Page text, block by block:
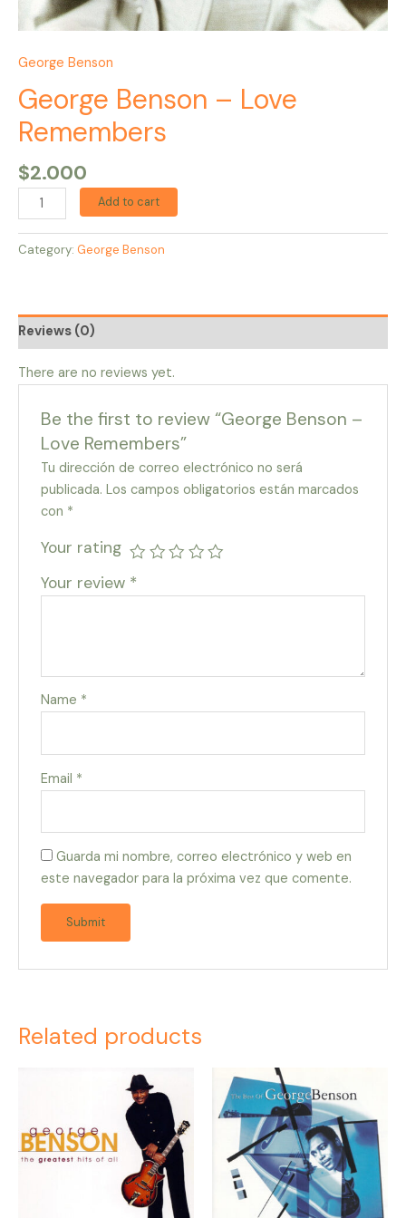
George Benson
George Benson – Love
Remembers
$2.000
Add to cart
Category: George Benson
Reviews (0)
There are no reviews yet.
Be the first to review “George Benson –
Love Remembers”
Tu dirección de correo electrónico no será
publicada. Los campos obligatorios están marcados
con *
Your rating
Your review *
Name *
Email *
Guarda mi nombre, correo electrónico y web en
este navegador para la próxima vez que comente.
Related products